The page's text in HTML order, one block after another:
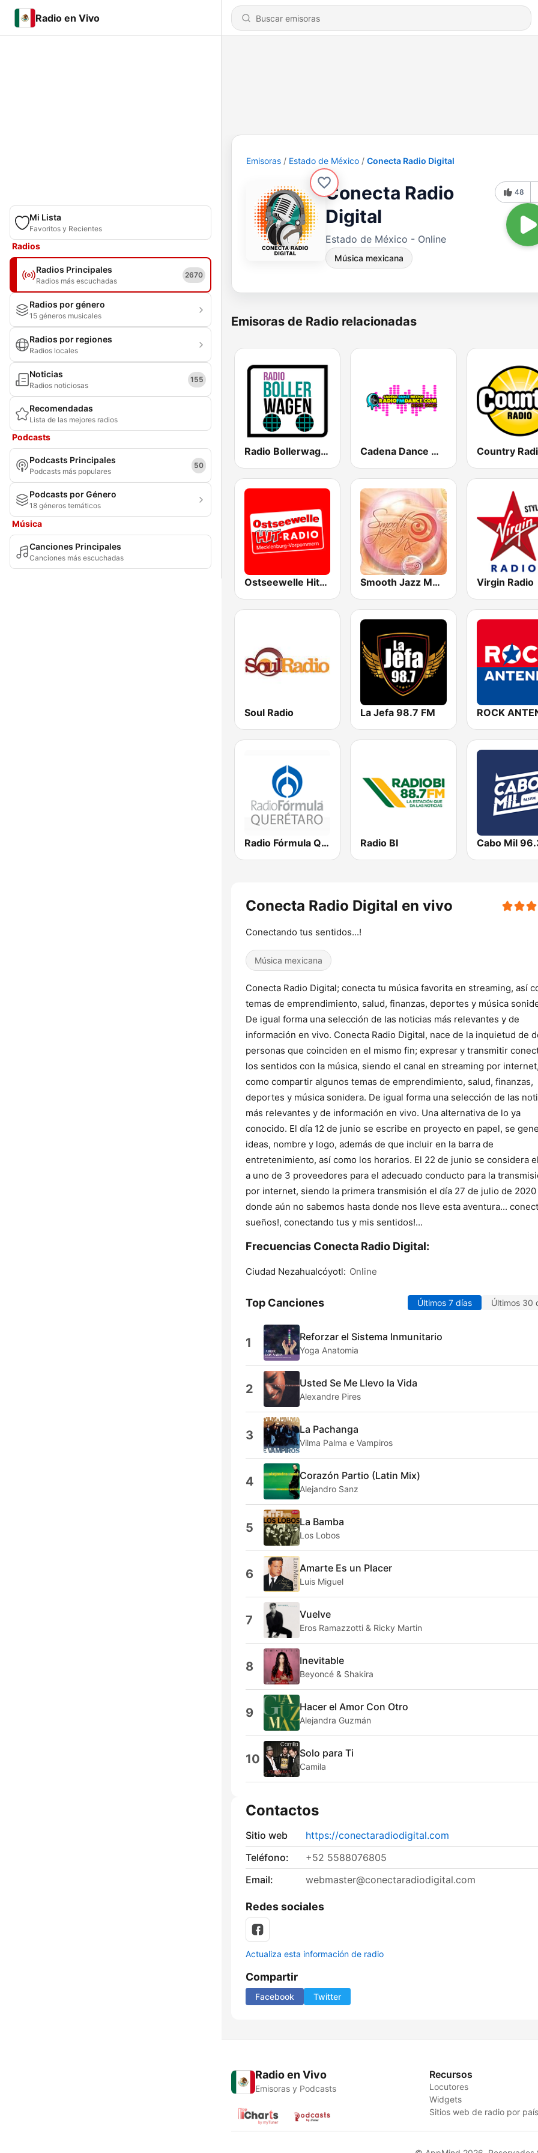
Radio en Vivo
Mi Lista
Favoritos y Recientes
Radios
Radios Principales
Radios más escuchadas
2670
Radios por género
15 géneros musicales
Radios por regiones
Radios locales
Noticias
Radios noticiosas
155
Recomendadas
Lista de las mejores radios
Podcasts
Podcasts Principales
Podcasts más populares
50
Podcasts por Género
18 géneros temáticos
Música
Canciones Principales
Canciones más escuchadas
Emisoras Estado de México Conecta Radio Digital
Conecta Radio
Digital
Estado de México - Online
Música mexicana
48
Emisoras de Radio relacionadas
Radio Bollerwagen Cadena Dance México Country
Ostseewelle Hit-Radio 105.6 Smooth Jazz MX OnLine Virgin Radio
Soul Radio La Jefa 98.7 FM ROCK
Radio Fórmula Querétaro Radio BI Cabo Mil
Conecta Radio Digital en vivo
Conectando tus sentidos...!
Música mexicana
Conecta Radio Digital; conecta tu música favorita en streaming, así
temas de emprendimiento, salud, finanzas, deportes y música
De igual forma una selección de las noticias más relevantes y de
información en vivo. Conecta Radio Digital, nace de la inquietud de
personas que coinciden en el mismo fin; expresar y transmitir
los sentidos con la música, siendo el canal en streaming por
como compartir algunos temas de emprendimiento, salud, finanzas,
deportes y música sonidera. De igual forma una selección de las
más relevantes y de información en vivo. Una alternativa de lo ya
conocido. El día 12 de junio se escribe en proyecto en papel, se
ideas, nombre y logo, además de que incluir en la barra de
entretenimiento, así como los horarios. El 22 de junio se considera
a uno de 3 proveedores para el adecuado conducto para la
por internet, siendo la primera transmisión el día 27 de julio de 2020
donde aún no sabemos hasta donde nos lleve esta aventura...
sueños!, conectando tus y mis sentidos!...
Frecuencias Conecta Radio Digital:
Ciudad Nezahualcóyotl: Online
Top Canciones Últimos 7 días Últimos 30
1 Reforzar el Sistema Inmunitario
Yoga Anatomia
2 Usted Se Me Llevo la Vida
Alexandre Pires
3 La Pachanga
Vilma Palma e Vampiros
4 Corazón Partio (Latin Mix)
Alejandro Sanz
5 La Bamba
Los Lobos
6 Amarte Es un Placer
Luis Miguel
7 Vuelve
Eros Ramazzotti & Ricky Martin
8 Inevitable
Beyoncé & Shakira
9 Hacer el Amor Con Otro
Alejandra Guzmán
10 Solo para Ti
Camila
Contactos
Sitio web
https://conectaradiodigital.com
Teléfono:
+52 5588076805
Email:
webmaster@conectaradiodigital.com
Redes sociales
Actualiza esta información de radio
Compartir
Facebook Twitter
Radio en Vivo
Emisoras y Podcasts
Recursos
Locutores
Widgets
Sitios web de radio por